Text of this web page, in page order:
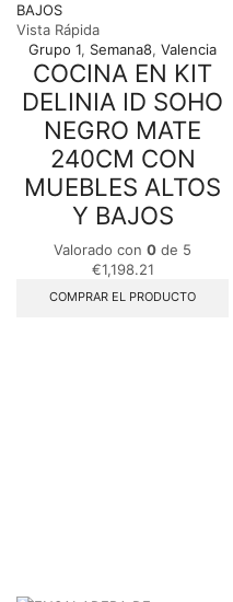
Vista Rápida
Grupo 1, Semana8, Valencia
COCINA EN KIT
DELINIA ID SOHO
NEGRO MATE
240CM CON
MUEBLES ALTOS
Y BAJOS
Valorado con 0 de 5
€1,198.21
COMPRAR EL PRODUCTO